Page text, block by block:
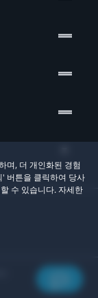
며, 더 개인화된 경험
버튼을 클릭하여 당사
수 있습니다. 자세한